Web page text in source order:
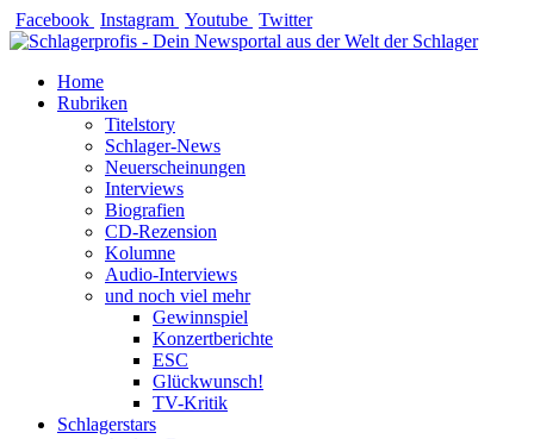
Zum
Inhalt
Facebook Instagram Youtube Twitter
Home
Rubriken
Titelstory
Schlager-News
Neuerscheinungen
Interviews
Biografien
CD-Rezension
Kolumne
Audio-Interviews
und noch viel mehr
Gewinnspiel
Konzertberichte
ESC
Glückwunsch!
TV-Kritik
Schlagerstars